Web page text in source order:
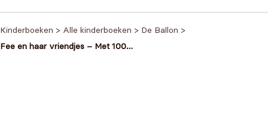
€9,99.
Kinderboeken > Alle kinderboeken > De Ballon >
Fee en haar vriendjes – Met 100